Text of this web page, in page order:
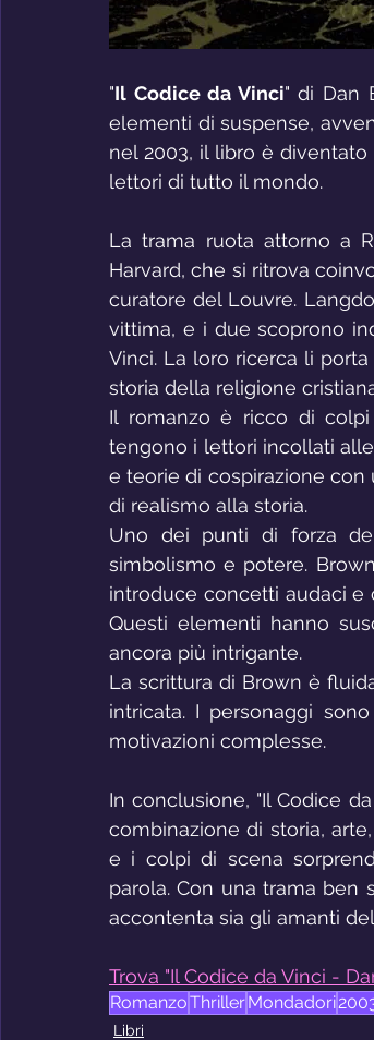
"Il Codice da Vinci" di Dan
elementi di suspense,
nel 2003, il libro è
lettori di tutto il mondo.
La trama ruota attorno a
Harvard, che si ritrova
curatore del Louvre.
vittima, e i due scoprono
Vinci. La loro ricerca li
storia della religione
Il romanzo è ricco di
tengono i lettori incollati
e teorie di cospirazione
di realismo alla storia.
Uno dei punti di forza
simbolismo e potere.
introduce concetti audaci e
Questi elementi hanno
ancora più intrigante.
La scrittura di Brown è
intricata. I personaggi
motivazioni complesse.
In conclusione, "Il Codice
combinazione di storia,
e i colpi di scena
parola. Con una trama ben
accontenta sia gli amanti
Trova "Il Codice da Vinci -
RomanzoThrillerMondadori
Libri